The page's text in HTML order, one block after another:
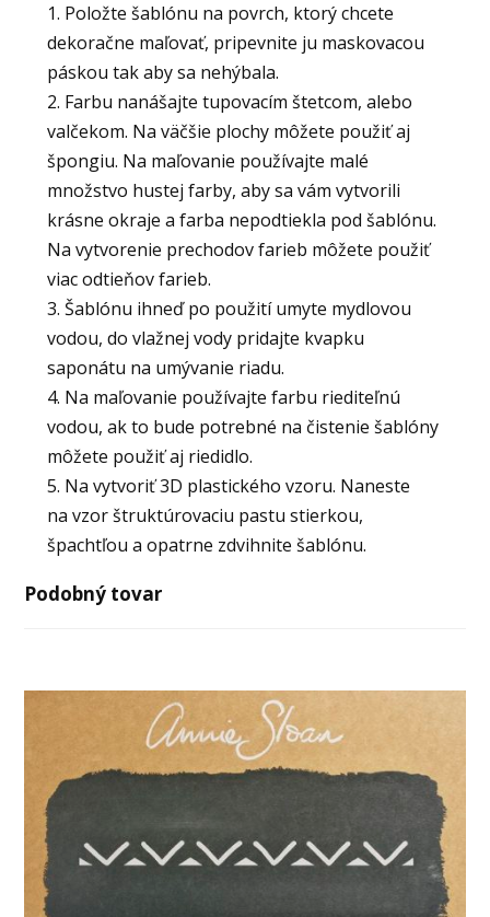
1. Položte šablónu na povrch, ktorý chcete
dekoračne maľovať, pripevnite ju maskovacou
páskou tak aby sa nehýbala.
2. Farbu nanášajte tupovacím štetcom, alebo
valčekom. Na väčšie plochy môžete použiť aj
špongiu. Na maľovanie používajte malé
množstvo hustej farby, aby sa vám vytvorili
krásne okraje a farba nepodtiekla pod šablónu.
Na vytvorenie prechodov farieb môžete použiť
viac odtieňov farieb.
3. Šablónu ihneď po použití umyte mydlovou
vodou, do vlažnej vody pridajte kvapku
saponátu na umývanie riadu.
4. Na maľovanie používajte farbu riediteľnú
vodou, ak to bude potrebné na čistenie šablóny
môžete použiť aj riedidlo.
5. Na vytvoriť 3D plastického vzoru. Naneste
na vzor štruktúrovaciu pastu stierkou,
špachtľou a opatrne zdvihnite šablónu.
Podobný tovar